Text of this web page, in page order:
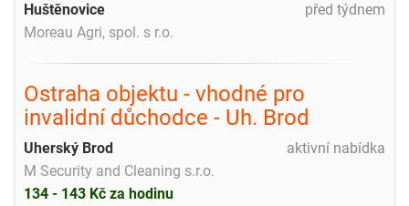
před týdnem
Huštěnovice
Moreau Agri, spol. s r.o.
Ostraha objektu - vhodné pro
invalidní důchodce - Uh. Brod
aktivní nabídka
Uherský Brod
M Security and Cleaning s.r.o.
134 - 143 Kč za hodinu